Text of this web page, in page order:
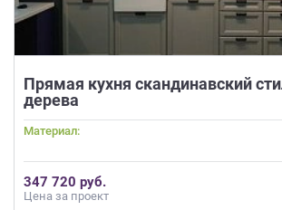
Прямая кухня скандинавский
дерева
Материал:
347 720 руб.
Цена за проект